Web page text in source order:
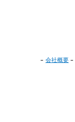
会社概要